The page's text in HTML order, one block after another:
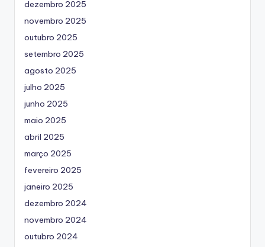
dezembro 2025
novembro 2025
outubro 2025
setembro 2025
agosto 2025
julho 2025
junho 2025
maio 2025
abril 2025
março 2025
fevereiro 2025
janeiro 2025
dezembro 2024
novembro 2024
outubro 2024